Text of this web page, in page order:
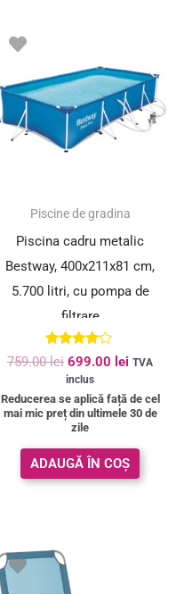
SUPER PREȚ!
Piscine de gradina
Piscina cadru metalic
Bestway, 400x211x81 cm,
5.700 litri, cu pompa de
filtrare
Evaluat la
4.00
din 5
759.00lei
fost:
759.00 lei.
699.00 lei
699.00
TVA
inclus
Reducerea se aplică față de cel
mai mic preț din ultimele 30 de
zile
ADAUGĂ ÎN COȘ